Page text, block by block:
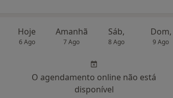
Hoje
6 Ago
Amanhã
7 Ago
Sáb,
8 Ago
Dom,
9 Ago
O agendamento online não está
disponível